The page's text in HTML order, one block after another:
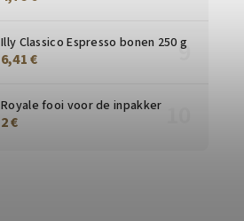
Illy Classico Espresso bonen 250 g
6,41 €
Royale fooi voor de inpakker
2 €